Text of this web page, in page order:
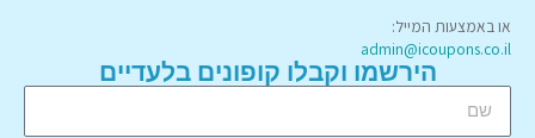
או באמצעות המייל:
admin@icoupons.co.il
הירשמו וקבלו קופונים בלעדיים